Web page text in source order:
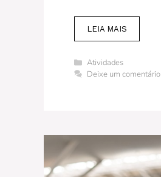
LEIA MAIS
Categorias
Atividades
Deixe um comentário